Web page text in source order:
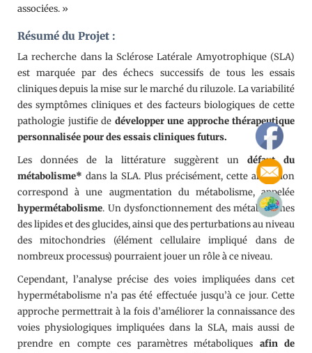
associées. »
Résumé du Projet :
La recherche dans la Sclérose Latérale Amyotrophique (SLA)
est marquée par des échecs successifs de tous les essais
cliniques depuis la mise sur le marché du riluzole. La variabilité
des symptômes cliniques et des facteurs biologiques de cette
pathologie justifie de développer une approche thérapeutique
personnalisée pour des essais cliniques futurs.
Les données de la littérature suggèrent un défaut du
métabolisme* dans la SLA. Plus précisément, cette altération
correspond à une augmentation du métabolisme, appelée
hypermétabolisme. Un dysfonctionnement des métabolismes
des lipides et des glucides, ainsi que des perturbations au niveau
des mitochondries (élément cellulaire impliqué dans de
nombreux processus) pourraient jouer un rôle à ce niveau.
Cependant, l’analyse précise des voies impliquées dans cet
hypermétabolisme n’a pas été effectuée jusqu’à ce jour. Cette
approche permettrait à la fois d’améliorer la connaissance des
voies physiologiques impliquées dans la SLA, mais aussi de
prendre en compte ces paramètres métaboliques afin de